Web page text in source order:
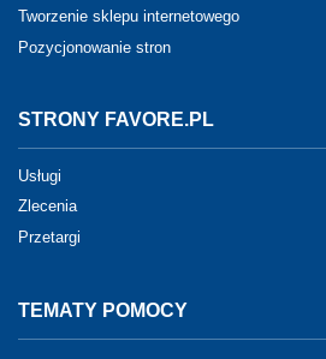
Tworzenie sklepu internetowego
Pozycjonowanie stron
STRONY FAVORE.PL
Usługi
Zlecenia
Przetargi
TEMATY POMOCY